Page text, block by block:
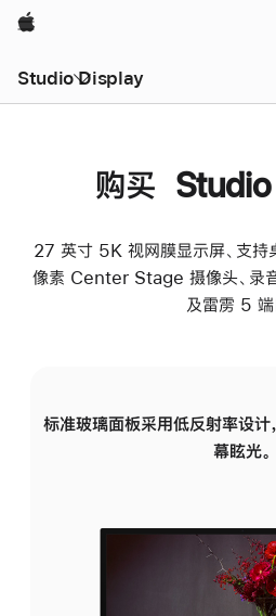
Apple
Studio Display
购买
27 英寸 5K 视网膜显示屏、支
像素 Center Stage 摄像头、录
及雷雳 5 端
标准玻璃面板采用低反射率设计
幕眩光。